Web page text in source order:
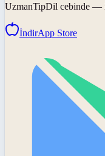
UzmanTipDil cebinde —
İndirApp Store